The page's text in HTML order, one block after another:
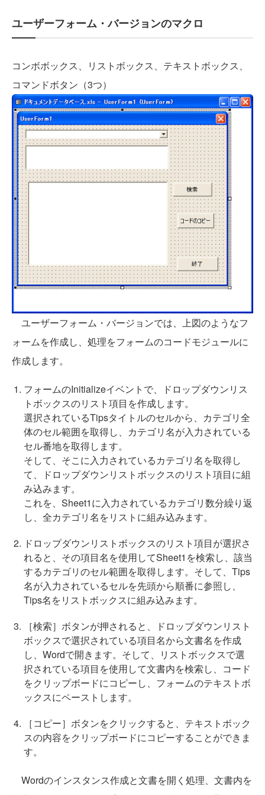
ユーザーフォーム・バージョンのマクロ
コンボボックス、リストボックス、テキストボックス、
コマンドボタン（3つ）
ユーザーフォーム・バージョンでは、上図のようなフ
ォームを作成し、処理をフォームのコードモジュールに
作成します。
フォームのInitializeイベントで、ドロップダウンリス
トボックスのリスト項目を作成します。
選択されているTipsタイトルのセルから、カテゴリ全
体のセル範囲を取得し、カテゴリ名が入力されている
セル番地を取得します。
そして、そこに入力されているカテゴリ名を取得し
て、ドロップダウンリストボックスのリスト項目に組
み込みます。
これを、Sheet1に入力されているカテゴリ数分繰り返
し、全カテゴリ名をリストに組み込みます。
ドロップダウンリストボックスのリスト項目が選択さ
れると、その項目名を使用してSheet1を検索し、該当
するカテゴリのセル範囲を取得します。そして、Tips
名が入力されているセルを先頭から順番に参照し、
Tips名をリストボックスに組み込みます。
［検索］ボタンが押されると、ドロップダウンリスト
ボックスで選択されている項目名から文書名を作成
し、Wordで開きます。そして、リストボックスで選
択されている項目を使用して文書内を検索し、コード
をクリップボードにコピーし、フォームのテキストボ
ックスにペーストします。
［コピー］ボタンをクリックすると、テキストボック
スの内容をクリップボードにコピーすることができま
す。
Wordのインスタンス作成と文書を開く処理、文書内を